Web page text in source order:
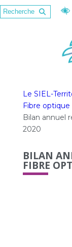
Le SIEL-
Fibre optique
Bilan annuel
2020
BILAN
FIBRE